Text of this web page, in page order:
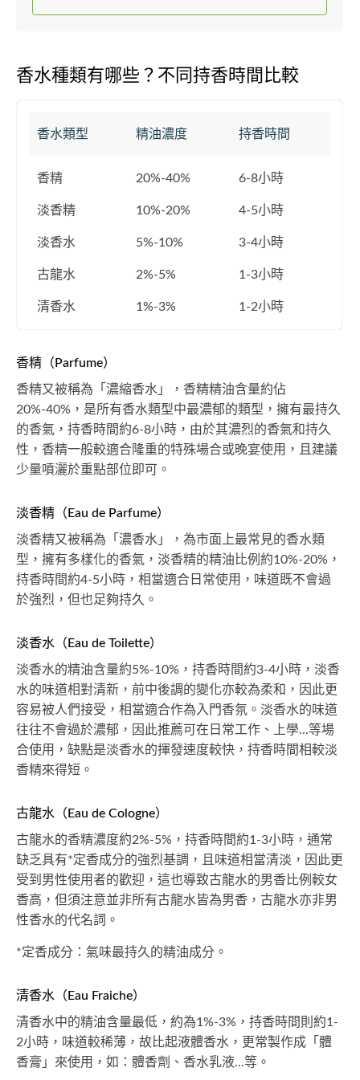
香水種類有哪些？不同持香時間比較
香水類型 精油濃度 持香時間
香精 20%-40% 6-8小時
淡香精 10%-20% 4-5小時
淡香水 5%-10% 3-4小時
古龍水 2%-5% 1-3小時
清香水 1%-3% 1-2小時
香精（Parfume）
香精又被稱為「濃縮香水」，香精精油含量約佔
20%-40%，是所有香水類型中最濃郁的類型，擁有最持久
的香氣，持香時間約6-8小時，由於其濃烈的香氣和持久
性，香精一般較適合隆重的特殊場合或晚宴使用，且建議
少量噴灑於重點部位即可。
淡香精（Eau de Parfume）
淡香精又被稱為「濃香水」，為市面上最常見的香水類
型，擁有多樣化的香氣，淡香精的精油比例約10%-20%，
持香時間約4-5小時，相當適合日常使用，味道既不會過
於強烈，但也足夠持久。
淡香水（Eau de Toilette）
淡香水的精油含量約5%-10%，持香時間約3-4小時，淡香
水的味道相對清新，前中後調的變化亦較為柔和，因此更
容易被人們接受，相當適合作為入門香氛。淡香水的味道
往往不會過於濃郁，因此推薦可在日常工作、上學...等場
合使用，缺點是淡香水的揮發速度較快，持香時間相較淡
香精來得短。
古龍水（Eau de Cologne）
古龍水的香精濃度約2%-5%，持香時間約1-3小時，通常
缺乏具有*定香成分的強烈基調，且味道相當清淡，因此更
受到男性使用者的歡迎，這也導致古龍水的男香比例較女
香高，但須注意並非所有古龍水皆為男香，古龍水亦非男
性香水的代名詞。
*定香成分：氣味最持久的精油成分。
清香水（Eau Fraiche）
清香水中的精油含量最低，約為1%-3%，持香時間則約1-
2小時，味道較稀薄，故比起液體香水，更常製作成「體
香膏」來使用，如：體香劑、香水乳液...等。